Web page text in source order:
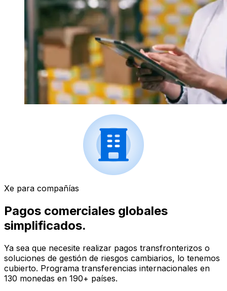
Xe para compañías
Pagos comerciales globales
simplificados.
Ya sea que necesite realizar pagos transfronterizos o
soluciones de gestión de riesgos cambiarios, lo tenemos
cubierto. Programa transferencias internacionales en
130 monedas en 190+ países.